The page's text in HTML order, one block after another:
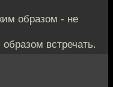
образом - не
встречать.